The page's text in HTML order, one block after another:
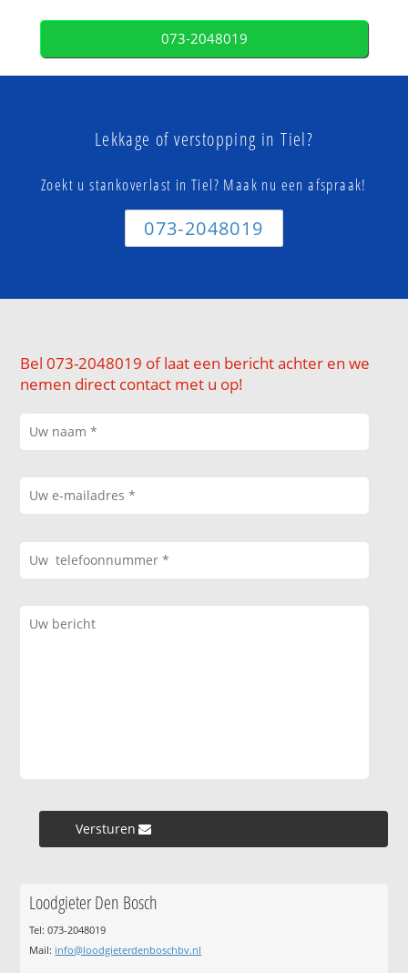
073-2048019
Lekkage of verstopping in Tiel?
Zoekt u stankoverlast in Tiel? Maak nu een afspraak!
073-2048019
Bel 073-2048019 of laat een bericht achter en we
nemen direct contact met u op!
Versturen »
Loodgieter Den Bosch
Tel: 073-2048019
Mail: info@loodgieterdenboschbv.nl